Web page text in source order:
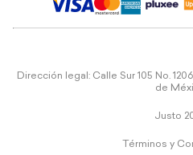
Dirección legal: Calle Sur 105 No.
de
Justo
Términos y